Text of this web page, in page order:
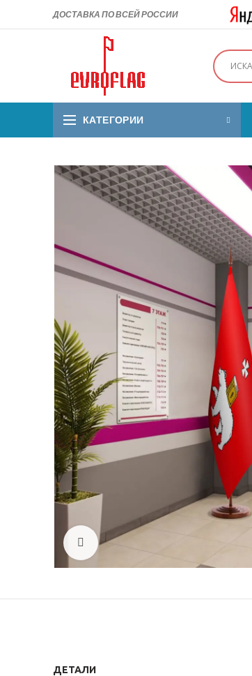
ДОСТАВКА ПО ВСЕЙ РОССИИ
КАТЕГОРИИ
Click to enlarge
ДЕТАЛИ